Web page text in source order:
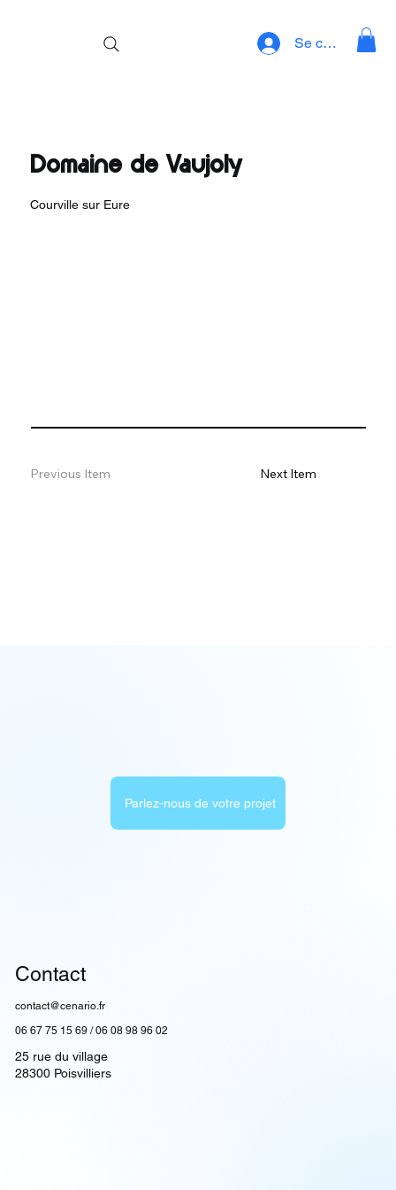
Se connecter
Domaine de Vaujoly
Courville sur Eure
Previous Item Next Item
Parlez-nous de votre projet
Contact
contact@cenario.fr
06 67 75 15 69 /06 08 98 96 02
25 rue du village
28300 Poisvilliers